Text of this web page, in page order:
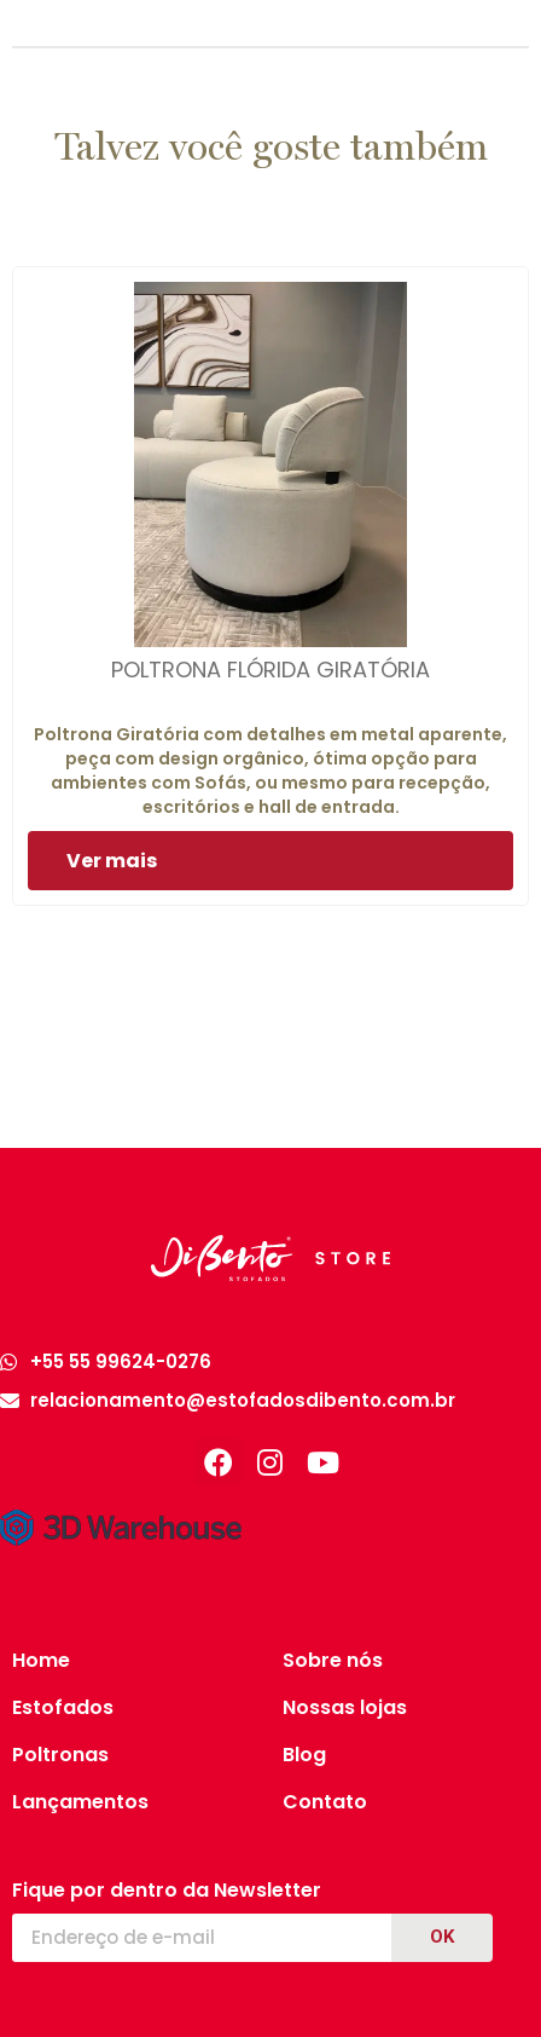
Talvez você goste também
POLTRONA FLÓRIDA GIRATÓRIA
Poltrona Giratória com detalhes em metal aparente,
peça com design orgânico, ótima opção para
ambientes com Sofás, ou mesmo para recepção,
escritórios e hall de entrada.
Ver mais
+55 55 99624-0276
relacionamento@estofadosdibento.com.br
Home
Estofados
Poltronas
Lançamentos
Sobre nós
Nossas lojas
Blog
Contato
Fique por dentro da Newsletter
OK